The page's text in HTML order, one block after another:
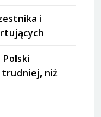
i
trudniej, niż